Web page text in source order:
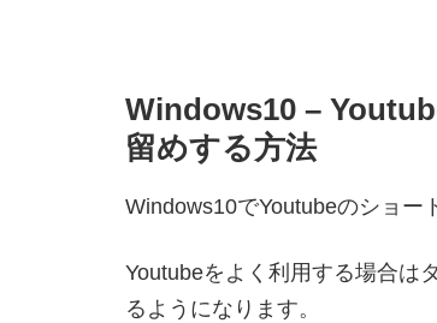
Windows10 –
留めする方法
Windows10でYoutubeのショー
Youtubeをよく利用する場合は
るようになります。